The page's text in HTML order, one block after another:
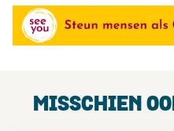
MISSCHIEN